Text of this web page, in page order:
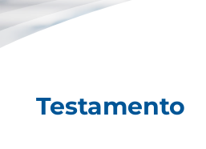
Testamento